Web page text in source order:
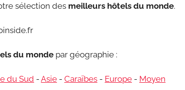
sélection des meilleurs hôtels du monde.
du monde par géographie :
du Sud - Asie - Caraïbes - Europe - Moyen